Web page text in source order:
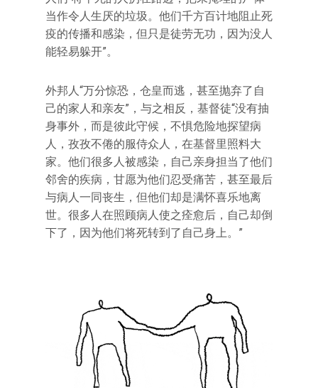
当作令人生厌的垃圾。他们千方百计地阻止死
疫的传播和感染，但只是徒劳无功，因为没人
能轻易躲开”。
外邦人“万分惊恐，仓皇而逃，甚至抛弃了自
己的家人和亲友”，与之相反，基督徒“没有抽
身事外，而是彼此守候，不惧危险地探望病
人，孜孜不倦的服侍众人，在基督里照料大
家。他们很多人被感染，自己亲身担当了他们
邻舍的疾病，甘愿为他们忍受痛苦，甚至最后
与病人一同丧生，但他们却是满怀喜乐地离
世。很多人在照顾病人使之痊愈后，自己却倒
下了，因为他们将死转到了自己身上。”